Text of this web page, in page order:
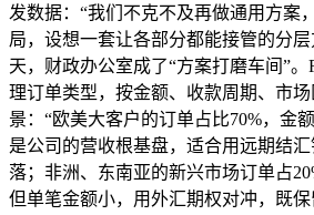
发数据：“我们不克不及再做通用方案
局，设想一套让各部分都能接管的分
天，财政办公室成了“方案打磨车间”。
理订单类型，按金额、收款周期、市
景：“欧美大客户的订单占比70%，金
是公司的营收根基盘，适合用远期结
落；非洲、东南亚的新兴市场订单占
但单笔金额小，用外汇期权对冲，既